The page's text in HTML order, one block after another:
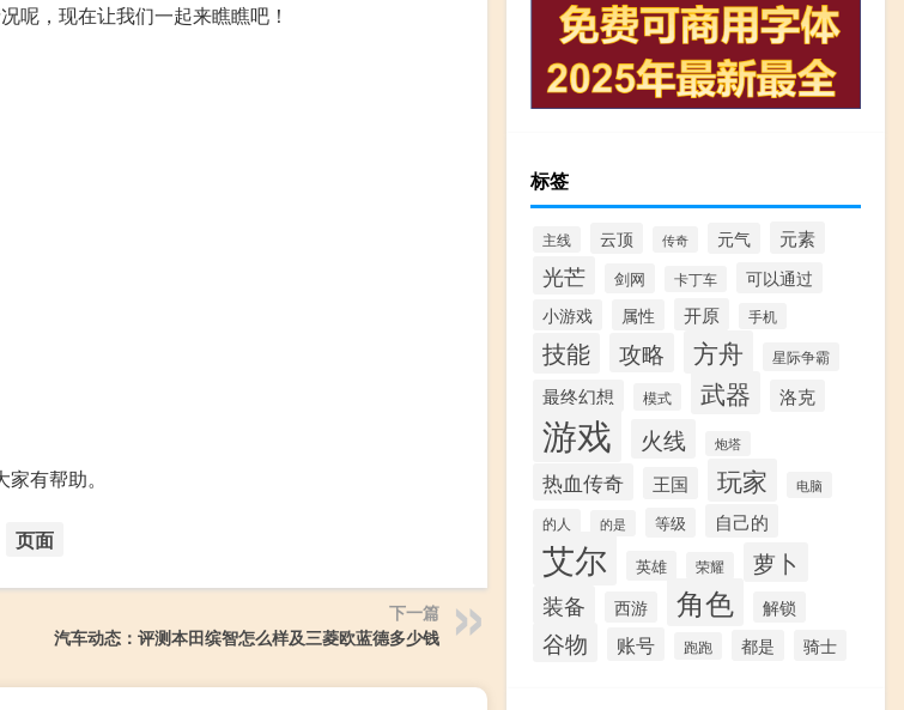
呢，现在让我们一起来瞧瞧吧！
有帮助。
页面
下一篇
汽车动态：评测本田缤智怎么样及三菱欧蓝德多少钱
标签
主线 云顶 传奇 元气 元素
光芒 剑网 卡丁车
可以通过
小游戏
属性 开原 手机
技能 攻略 方舟 星际争霸
最终幻想 模式 武器 洛克
游戏 火线 炮塔
热血传奇 王国 玩家 电脑
的人 的是 等级 自己的
艾尔 英雄 荣耀 萝卜
装备 西游 角色 解锁
谷物 账号 跑跑 都是 骑士